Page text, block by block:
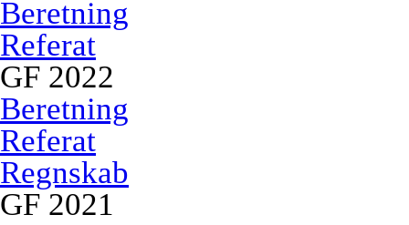
Beretning
Referat
GF 2022
Beretning
Referat
Regnskab
GF 2021